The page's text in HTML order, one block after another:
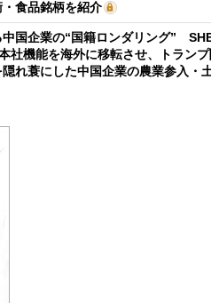
・食品銘柄を紹介
国企業の“国籍ロンダリング”
社機能を海外に移転させ、トラン
れ蓑にした中国企業の農業参入・